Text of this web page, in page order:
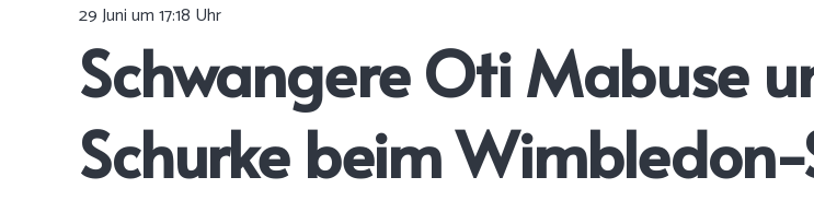
29 Juni um 17:18 Uhr
Schwangere Oti Mabuse
Schurke beim